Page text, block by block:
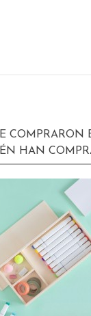
COMPRARON
HAN